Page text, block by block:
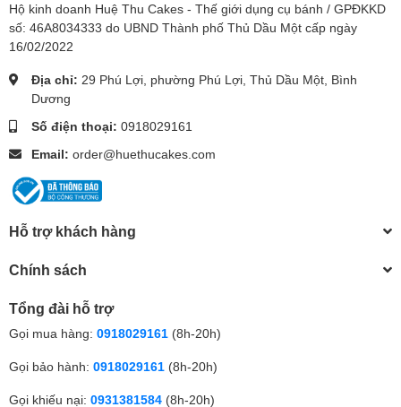
Hộ kinh doanh Huệ Thu Cakes - Thế giới dụng cụ bánh / GPĐKKD
số: 46A8034333 do UBND Thành phố Thủ Dầu Một cấp ngày
16/02/2022
Địa chỉ: 29 Phú Lợi, phường Phú Lợi, Thủ Dầu Một, Bình
Dương
Số điện thoại: 0918029161
Email: order@huethucakes.com
Hỗ trợ khách hàng
Chính sách
Tổng đài hỗ trợ
Gọi mua hàng: 0918029161 (8h-20h)
Gọi bảo hành: 0918029161 (8h-20h)
Gọi khiếu nại: 0931381584 (8h-20h)